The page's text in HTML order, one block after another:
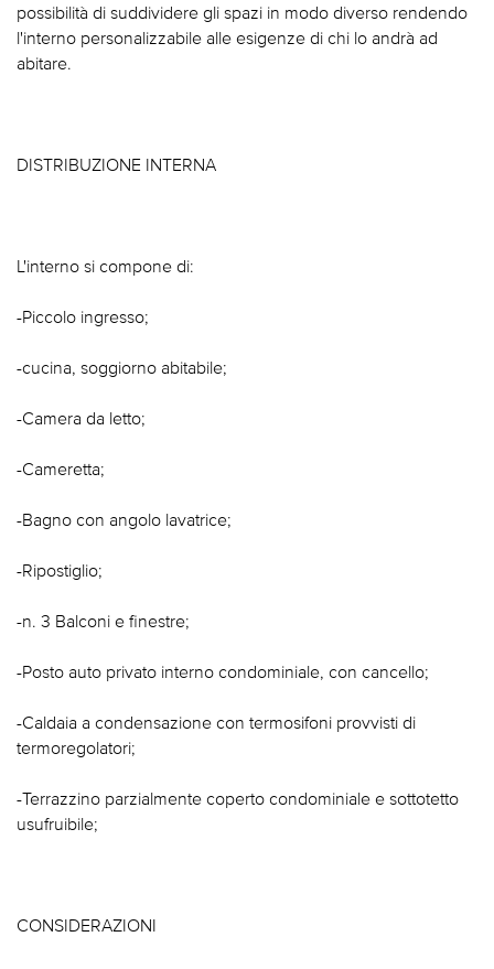
possibilità di suddividere gli spazi in modo diverso rendendo
l'interno personalizzabile alle esigenze di chi lo andrà ad
abitare.
DISTRIBUZIONE INTERNA
L'interno si compone di:
-Piccolo ingresso;
-cucina, soggiorno abitabile;
-Camera da letto;
-Cameretta;
-Bagno con angolo lavatrice;
-Ripostiglio;
-n. 3 Balconi e finestre;
-Posto auto privato interno condominiale, con cancello;
-Caldaia a condensazione con termosifoni provvisti di
termoregolatori;
-Terrazzino parzialmente coperto condominiale e sottotetto
usufruibile;
CONSIDERAZIONI